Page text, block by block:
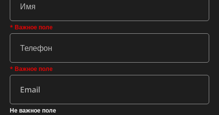
* Важное поле
* Важное поле
Не важное поле